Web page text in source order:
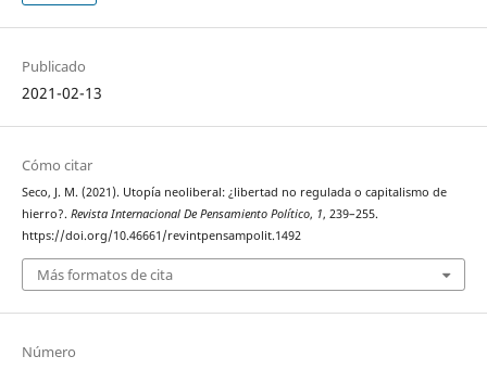
Publicado
2021-02-13
Cómo citar
Seco, J. M. (2021). Utopía neoliberal: ¿libertad no regulada o capitalismo de
hierro?. Revista Internacional De Pensamiento Político, 1, 239–255.
https://doi.org/10.46661/revintpensampolit.1492
Más formatos de cita
Número